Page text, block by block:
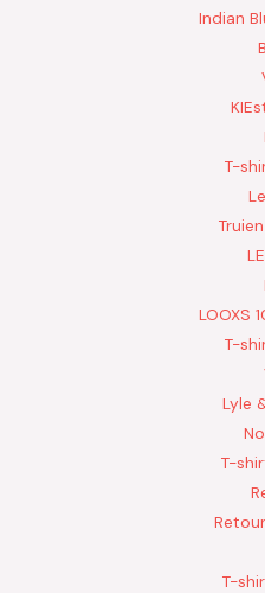
Indian
T-
LOOXS
T-
Lyle
T-
T-